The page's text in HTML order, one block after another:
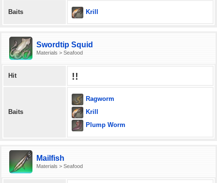
Baits Krill
Swordtip Squid
Materials > Seafood
Hit !!
Baits
Ragworm
Krill
Plump Worm
Mailfish
Materials > Seafood